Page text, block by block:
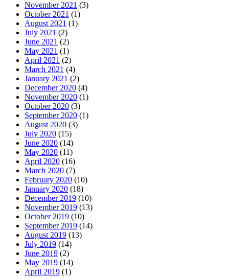
November 2021 (3)
October 2021 (1)
August 2021 (1)
July 2021 (2)
June 2021 (2)
May 2021 (1)
April 2021 (2)
March 2021 (4)
January 2021 (2)
December 2020 (4)
November 2020 (1)
October 2020 (3)
September 2020 (1)
August 2020 (3)
July 2020 (15)
June 2020 (14)
May 2020 (11)
April 2020 (16)
March 2020 (7)
February 2020 (10)
January 2020 (18)
December 2019 (10)
November 2019 (13)
October 2019 (10)
September 2019 (14)
August 2019 (13)
July 2019 (14)
June 2019 (2)
May 2019 (14)
April 2019 (1)